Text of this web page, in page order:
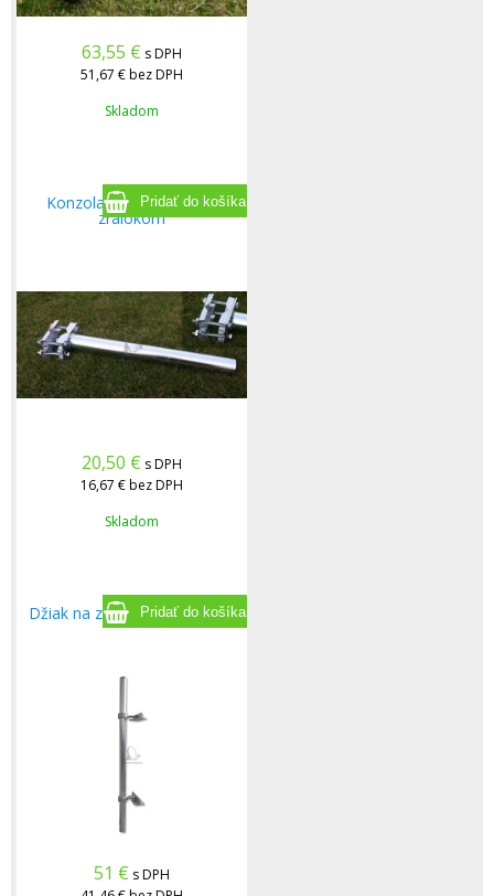
63,55 € s DPH
51,67 €bez DPH
Skladom
Konzola zvisla 50 cm so
zralokom
20,50 € s DPH
16,67 €bez DPH
Skladom
Džiak na zábradlie /plot/ ALU
51 € s DPH